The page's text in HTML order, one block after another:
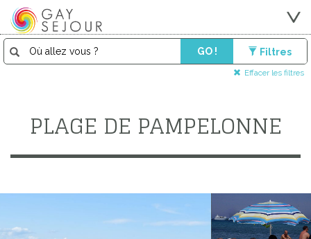
GO ! Filtres
Effacer les filtres
PLAGE DE PAMPELONNE